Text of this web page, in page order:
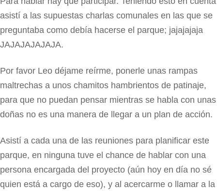
asistí a las supuestas charlas comunales en las que se
preguntaba como debía hacerse el parque; jajajajaja
JAJAJAJAJAJA.
Por favor Leo déjame reírme, ponerle unas rampas
maltrechas a unos chamitos hambrientos de patinaje,
para que no puedan pensar mientras se habla con unas
doñas no es una manera de llegar a un plan de acción.
Asistí a cada una de las reuniones para planificar este
parque, en ninguna tuve el chance de hablar con una
persona encargada del proyecto (aún hoy en día no sé
quien está a cargo de eso), y al acercarme o llamar a la